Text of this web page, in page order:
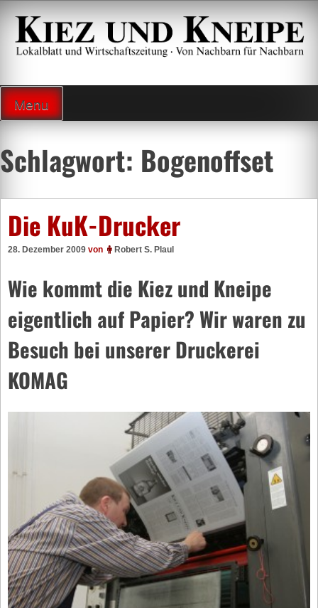
Zum
Inhalt
springen
Menu
Schlagwort: Bogenoffset
Die KuK-Drucker
28. Dezember 2009 von Robert S. Plaul
Wie kommt die Kiez und Kneipe
eigentlich auf Papier? Wir waren zu
Besuch bei unserer Druckerei
KOMAG